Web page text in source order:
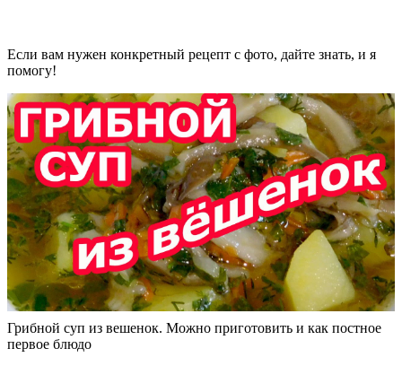
Если вам нужен конкретный рецепт с фото, дайте знать, и я
помогу!
Грибной суп из вешенок. Можно приготовить и как постное
первое блюдо